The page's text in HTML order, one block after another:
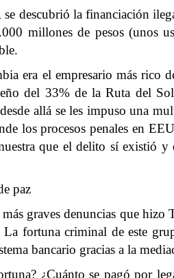
descubrió la financiación
millones de pesos (unos
era el empresario más rico
del 33% de la Ruta del
allá se les impuso una
los procesos penales en
que el delito sí existió
paz
graves denuncias que
fortuna criminal de este
bancario gracias a la
¿Cuánto se pagó por